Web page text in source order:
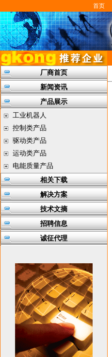
首页
厂商首页
新闻资讯
产品展示
工业机器人
控制类产品
驱动类产品
运动类产品
电能质量产品
相关下载
解决方案
技术文摘
招聘信息
诚征代理